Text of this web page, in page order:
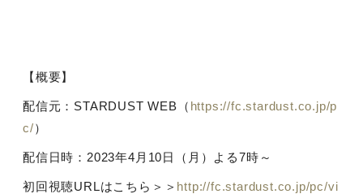
【概要】
配信元： STARDUST WEB （ https://fc.stardust.co.jp/p
c/）
配信日時： 2023年4 月 10日（月）よる7時～
初回視聴URLはこちら＞＞ http://fc.stardust.co.jp/pc/vi